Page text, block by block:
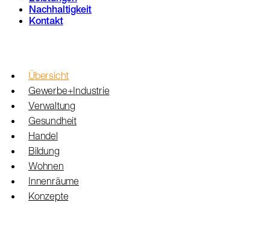
Nachhaltigkeit
Kontakt
Übersicht
Gewerbe+Industrie
Verwaltung
Gesundheit
Handel
Bildung
Wohnen
Innenräume
Konzepte